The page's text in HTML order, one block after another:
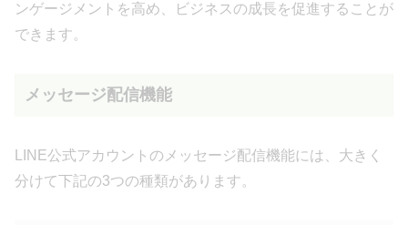
ンゲージメントを高め、ビジネスの成長を促進することが
できます。
メッセージ配信機能
LINE公式アカウントのメッセージ配信機能には、大きく
分けて下記の3つの種類があります。